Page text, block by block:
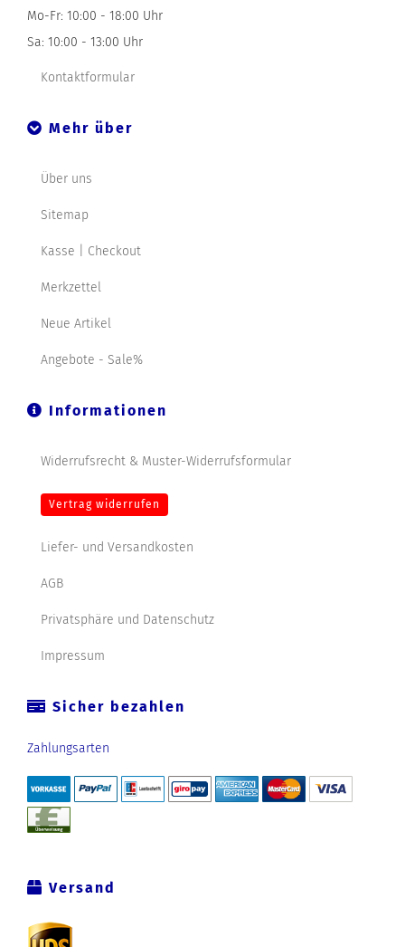
Mo-Fr: 10:00 - 18:00 Uhr
Sa: 10:00 - 13:00 Uhr
Kontaktformular
Mehr über
Über uns
Sitemap
Kasse | Checkout
Merkzettel
Neue Artikel
Angebote - Sale%
Informationen
Widerrufsrecht & Muster-Widerrufsformular
Vertrag widerrufen
Liefer- und Versandkosten
AGB
Privatsphäre und Datenschutz
Impressum
Sicher bezahlen
Zahlungsarten
Versand